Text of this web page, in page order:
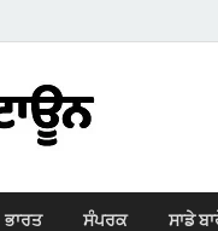
ਭਾਰਤ ਸੰਪਰਕ ਸਾਡੇ